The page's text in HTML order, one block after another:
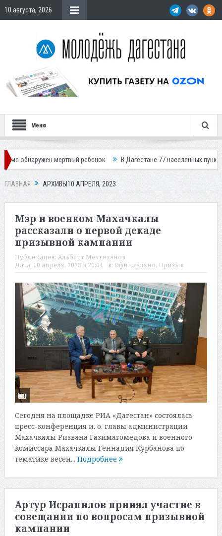
10 августа, 2026
Меню
мертвый ребенок В Дагестане 77 населенных пунктов остались без
ГЛАВНАЯ АРХИВЫ10 АПРЕЛЯ, 2023
Мэр и военком Махачкалы
рассказали о первой декаде
призывной кампании
Публикация: Альберт Мехтиханов
Дата: 10 апреля, 2023 в 20:04 в: Официально, Призыв
Сегодня на площадке РИА «Дагестан» состоялась
пресс-конференция и. о. главы администрации
Махачкалы Ризвана Газимагомедова и военного
комиссара Махачкалы Геннадия Курбанова по
тематике весен... Подробнее
Артур Исрапилов принял участие в
совещании по вопросам призывной
кампании